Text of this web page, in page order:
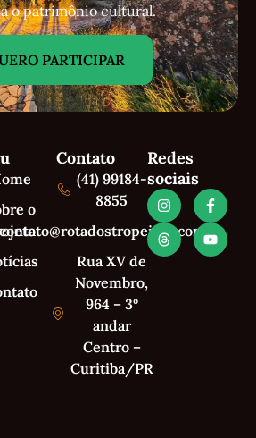
o patrimônio cultural.
PARTICIPAR
o
Contato
(41) 99184-
8855
contato@rotadostropeiros.com.br
Rua XV de
Novembro,
964 – 3º
andar
Centro –
Curitiba/PR
Redes
sociais